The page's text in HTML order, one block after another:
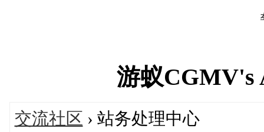
游蚁CGMV's
交流社区 › 站务处理中心